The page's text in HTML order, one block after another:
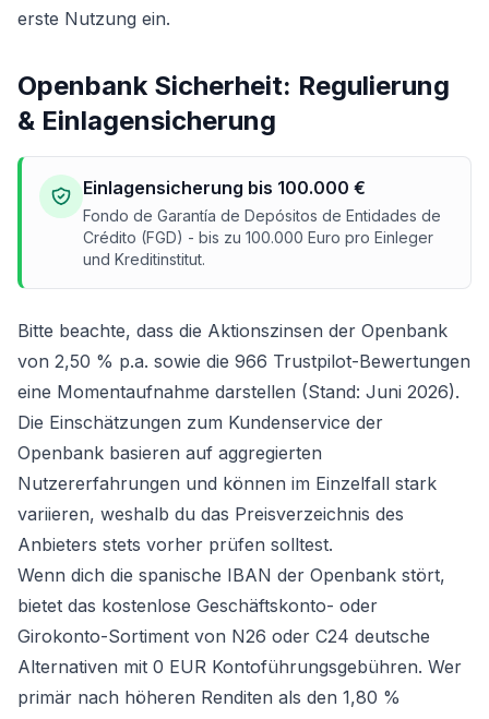
erste Nutzung ein.
Openbank Sicherheit: Regulierung
& Einlagensicherung
Einlagensicherung bis 100.000 €
Fondo de Garantía de Depósitos de Entidades de
Crédito (FGD) - bis zu 100.000 Euro pro Einleger
und Kreditinstitut.
Bitte beachte, dass die Aktionszinsen der Openbank
von 2,50 % p.a. sowie die 966 Trustpilot-Bewertungen
eine Momentaufnahme darstellen (Stand: Juni 2026).
Die Einschätzungen zum Kundenservice der
Openbank basieren auf aggregierten
Nutzererfahrungen und können im Einzelfall stark
variieren, weshalb du das Preisverzeichnis des
Anbieters stets vorher prüfen solltest.
Wenn dich die spanische IBAN der Openbank stört,
bietet das kostenlose Geschäftskonto- oder
Girokonto-Sortiment von N26 oder C24 deutsche
Alternativen mit 0 EUR Kontoführungsgebühren. Wer
primär nach höheren Renditen als den 1,80 %